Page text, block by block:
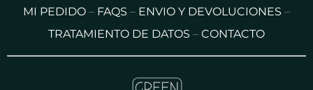
MI PEDIDO – FAQS – ENVIO Y DEVOLUCIONES –
TRATAMIENTO DE DATOS – CONTACTO